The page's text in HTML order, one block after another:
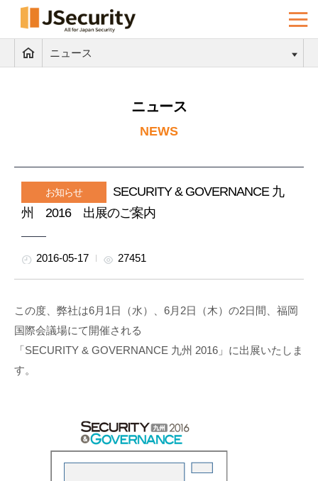
ニュース
ニュース
NEWS
お知らせ
SECURITY & GOVERNANCE 九
州 2016 出展のご案内
2016-05-17 27451
この度、弊社は6月1日（水）、6月2日（木）の2日間、福岡
国際会議場にて開催される
「SECURITY & GOVERNANCE 九州 2016」に出展いたしま
す。